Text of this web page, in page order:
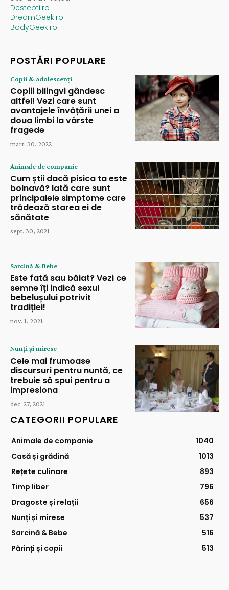
Destepti.ro
DreamGeek.ro
BodyGeek.ro
POSTĂRI POPULARE
Copii & adolescenți
Copiii bilingvi gândesc
altfel! Vezi care sunt
avantajele învățării unei a
doua limbi la vârste
fragede
mart. 30, 2022
Animale de companie
Cum știi dacă pisica ta este
bolnavă? Iată care sunt
principalele simptome care
trădează starea ei de
sănătate
sept. 30, 2021
Sarcină & Bebe
Este fată sau băiat? Vezi ce
semne îți indică sexul
bebelușului potrivit
tradiției!
nov. 1, 2021
Nunți și mirese
Cele mai frumoase
discursuri pentru nuntă, ce
trebuie să spui pentru a
impresiona
dec. 27, 2021
CATEGORII POPULARE
Animale de companie
1040
Casă și grădină
1013
Rețete culinare
893
Timp liber
796
Dragoste și relații
656
Nunți și mirese
537
Sarcină & Bebe
516
Părinți și copii
513